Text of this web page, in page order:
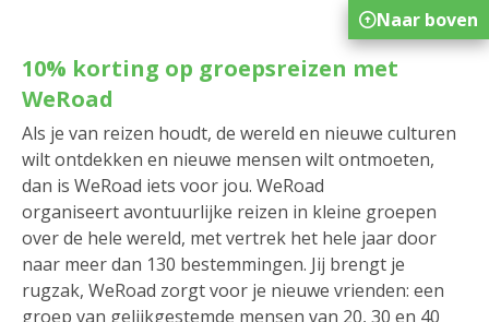
10% korting op groepsreizen met
WeRoad
Als je van reizen houdt, de wereld en nieuwe culturen
wilt ontdekken en nieuwe mensen wilt ontmoeten,
dan is WeRoad iets voor jou. WeRoad
organiseert avontuurlijke reizen in kleine groepen
over de hele wereld, met vertrek het hele jaar door
naar meer dan 130 bestemmingen. Jij brengt je
rugzak, WeRoad zorgt voor je nieuwe vrienden: een
groep van gelijkgestemde mensen van 20, 30 en 40
Naar boven